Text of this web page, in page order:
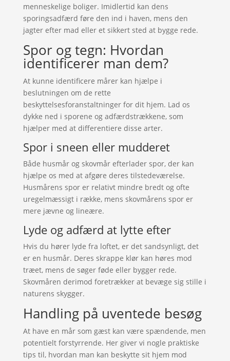
menneskelige boliger. Imidlertid kan dens
sporingsadfærd føre den ind i haven, mens den
jagter efter mad eller et sikkert sted at bygge rede.
Spor og tegn: Hvordan
identificerer man dem?
At kunne identificere mårer kan hjælpe i
beslutningen om de rette
beskyttelsesforanstaltninger for dit hjem. Lad os
dykke ned i sporene og adfærdstrækkene, som
hjælper med at differentiere disse arter.
Spor i sneen eller mudderet
Både husmår og skovmår efterlader spor, der kan
hjælpe os med at afgøre deres tilstedeværelse.
Husmårens spor er relativt mindre bredt og ofte
uregelmæssigt i række, mens skovmårens spor er
mere jævne og lineære.
Lyde og adfærd at lytte efter
Hvis du hører lyde fra loftet, er det sandsynligt, det
er en husmår. Deres skrappe klør kan høres mod
træet, mens de søger føde eller bygger rede.
Skovmåren derimod foretrækker at bevæge sig stille i
naturens skygger.
Handling på uventede besøg
At have en mår som gæst kan være spændende, men
potentielt forstyrrende. Her giver vi nogle praktiske
tips til, hvordan man kan beskytte sit hjem mod